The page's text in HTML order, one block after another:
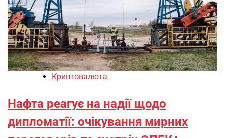
Криптовалюта
Нафта реагує на надії щодо
дипломатії: очікування мирних